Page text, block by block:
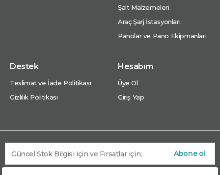
Şalt Malzemeleri
Araç Şarj İstasyonları
Panolar ve Pano Ekipmanları
Destek
Teslimat ve İade Politikası
Gizlilik Politikası
Hesabım
Üye Ol
Giriş Yap
Abone ol